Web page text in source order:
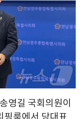
영길 국회의원이
핑룸에서 당대표